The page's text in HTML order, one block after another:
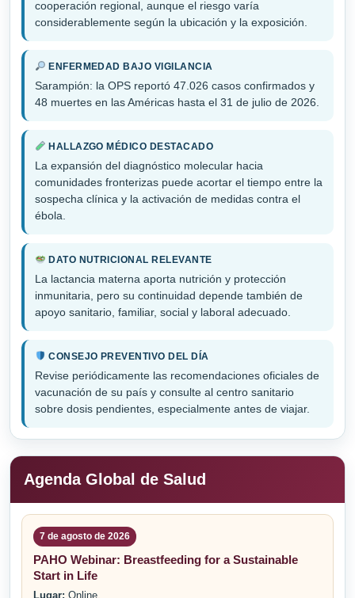
cooperación regional, aunque el riesgo varía
considerablemente según la ubicación y la exposición.
ENFERMEDAD BAJO VIGILANCIA
Sarampión: la OPS reportó 47.026 casos confirmados y
48 muertes en las Américas hasta el 31 de julio de 2026.
HALLAZGO MÉDICO DESTACADO
La expansión del diagnóstico molecular hacia
comunidades fronterizas puede acortar el tiempo entre la
sospecha clínica y la activación de medidas contra el
ébola.
DATO NUTRICIONAL RELEVANTE
La lactancia materna aporta nutrición y protección
inmunitaria, pero su continuidad depende también de
apoyo sanitario, familiar, social y laboral adecuado.
CONSEJO PREVENTIVO DEL DÍA
Revise periódicamente las recomendaciones oficiales de
vacunación de su país y consulte al centro sanitario
sobre dosis pendientes, especialmente antes de viajar.
Agenda Global de Salud
7 de agosto de 2026
PAHO Webinar: Breastfeeding for a Sustainable
Start in Life
Lugar: Online.